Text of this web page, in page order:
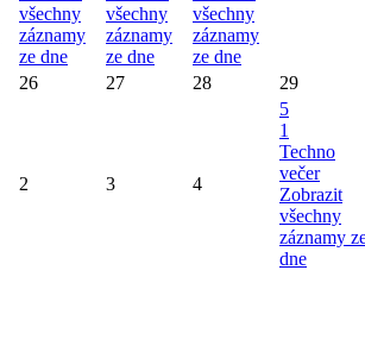
všechny
záznamy
ze dne
všechny
záznamy
ze dne
všechny
záznamy
ze dne
26 27 28 29
2 3 4
5
1
Techno
večer
Zobrazit
všechny
záznamy
dne